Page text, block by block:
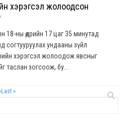
хэрэгсэл жолоодсон
18-ны өдрийн 17 цаг 35 минутад
согтууруулах ундааны зүйл
хэрэгсэл жолоодож явсныг
таслан зогсоож, бу...
Last »